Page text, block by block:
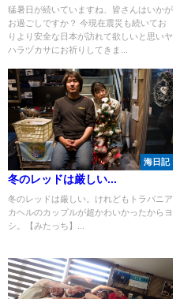
猛暑日が続いていますね、皆さんはいかが
お過ごしですか？ 今現在震災も続いてお
りより安全な日本が訪れて欲しいと思いヤ
ハラヅカサにお祈りしてきま...
海日記
冬のレッドは厳しい...
冬のレッドは厳しい。けれどもトラパニア
カヘルのカップルが超かわいかったからヨ
シ。【みたっち】...